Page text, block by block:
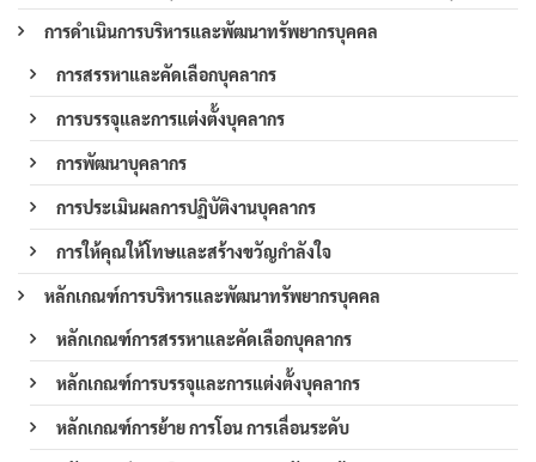
การดำเนินการบริหารและพัฒนาทรัพยากรบุคคล
การสรรหาและคัดเลือกบุคลากร
การบรรจุและการแต่งตั้งบุคลากร
การพัฒนาบุคลากร
การประเมินผลการปฏิบัติงานบุคลากร
การให้คุณให้โทษและสร้างขวัญกำลังใจ
หลักเกณฑ์การบริหารและพัฒนาทรัพยากรบุคคล
หลักเกณฑ์การสรรหาและคัดเลือกบุคลากร
หลักเกณฑ์การบรรจุและการแต่งตั้งบุคลากร
หลักเกณฑ์การย้าย การโอน การเลื่อนระดับ